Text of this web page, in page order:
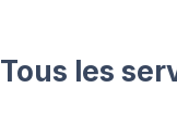
Tous les